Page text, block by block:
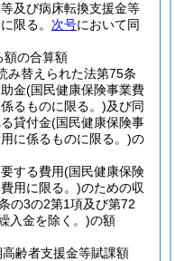
及び病床転換支援金等
限る。 次号において同
額の合算額
み替えられた法第75条
金(国民健康保険事業費
るものに限る。)及び同
貸付金(国民健康保険事
に係るものに限る。)の
する費用(国民健康保険
用に限る。)のための収
の3の2第1項及び第72
入金を除く。)の額
齢者支援金等賦課額